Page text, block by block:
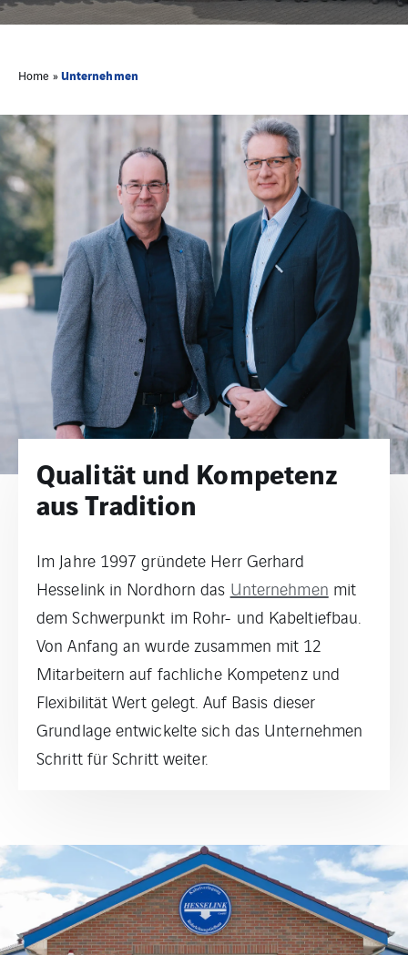
Home »Unternehmen
Qualität und Kompetenz
aus Tradition
Im Jahre 1997 gründete Herr Gerhard
Hesselink in Nordhorn das Unternehmen mit
dem Schwerpunkt im Rohr- und Kabeltiefbau.
Von Anfang an wurde zusammen mit 12
Mitarbeitern auf fachliche Kompetenz und
Flexibilität Wert gelegt. Auf Basis dieser
Grundlage entwickelte sich das Unternehmen
Schritt für Schritt weiter.